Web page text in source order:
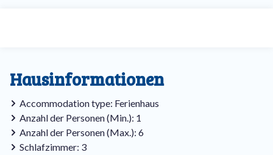
Treppengitter oben und unten, Kinderbett, -stuhl und -
laufgitter. Das Badezimmer mit einer Badewanne oder
Dusche und mit einer Waschbeckenkombination für Jung
und Alt befindet sich im Erdgeschoss. Das Doppelzimmer
mit zwei Einzelbetten befindet sich neben dem Badezimmer
ebenfalls im Erdgeschoss.
Hausinformationen
Accommodation type: Ferienhaus
Anzahl der Personen (Min.): 1
Anzahl der Personen (Max.): 6
Schlafzimmer: 3